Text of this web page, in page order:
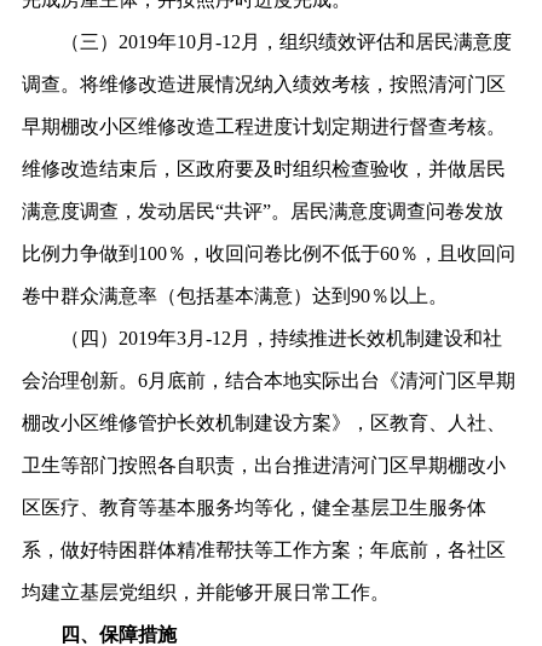
（三） 2019年10月-12月，组织绩效评估和居民满意度
调查。将维修改造进展情况纳入绩效考核，按照清河门区
早期棚改小区维修改造工程进度计划定期进行督查考核。
维修改造结束后，区政府要及时组织检查验收，并做居民
满意度调查，发动居民“共评”。居民满意度调查问卷发放
比例力争做到100％，收回问卷比例不低于60％，且收回问
卷中群众满意率（包括基本满意）达到90％以上。
（四） 2019年3月-12月，持续推进长效机制建设和社
会治理创新。6月底前，结合本地实际出台《清河门区早期
棚改小区维修管护长效机制建设方案》，区教育、人社、
卫生等部门按照各自职责，出台推进清河门区早期棚改小
区医疗、教育等基本服务均等化，健全基层卫生服务体
系，做好特困群体精准帮扶等工作方案；年底前，各社区
均建立基层党组织，并能够开展日常工作。
四、保障措施